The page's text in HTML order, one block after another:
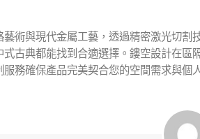
術與現代金屬工藝，透過精密激光切
古典都能找到合適選擇。鏤空設計在
務確保產品完美契合您的空間需求與個